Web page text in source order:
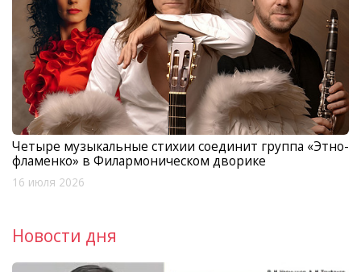
Четыре музыкальные стихии соединит группа «Этно-
фламенко» в Филармоническом дворике
16 июля 2026
Новости дня